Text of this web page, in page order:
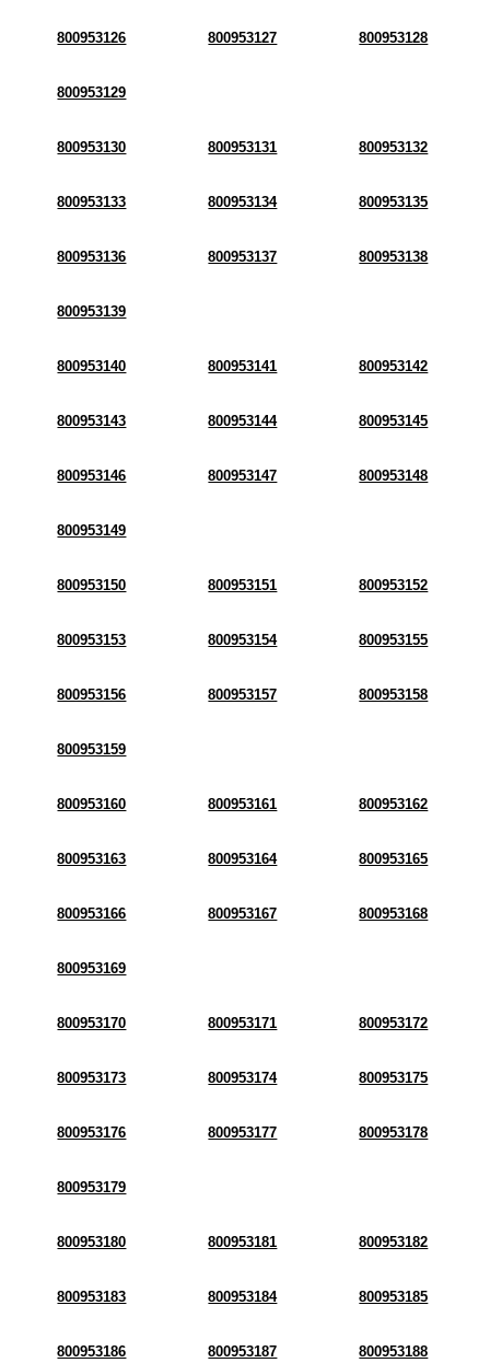
800953126 800953127 800953128
800953129
800953130 800953131 800953132
800953133 800953134 800953135
800953136 800953137 800953138
800953139
800953140 800953141 800953142
800953143 800953144 800953145
800953146 800953147 800953148
800953149
800953150 800953151 800953152
800953153 800953154 800953155
800953156 800953157 800953158
800953159
800953160 800953161 800953162
800953163 800953164 800953165
800953166 800953167 800953168
800953169
800953170 800953171 800953172
800953173 800953174 800953175
800953176 800953177 800953178
800953179
800953180 800953181 800953182
800953183 800953184 800953185
800953186 800953187 800953188